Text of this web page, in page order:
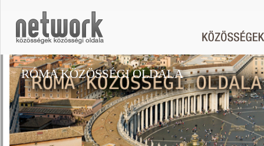
RÓMA KÖZÖSSÉGI OLDALA